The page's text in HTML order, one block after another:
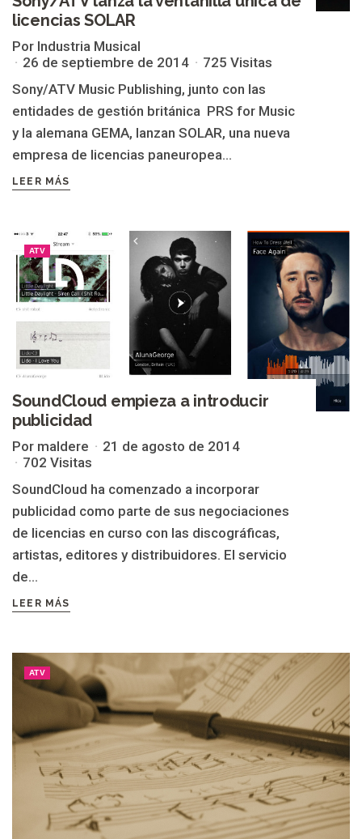
licencias SOLAR
Por Industria Musical
26 de septiembre de 2014
725 Visitas
Sony/ATV Music Publishing, junto con las
entidades de gestión británica PRS for Music
y la alemana GEMA, lanzan SOLAR, una nueva
empresa de licencias paneuropea...
LEER MÁS
ATV
SoundCloud empieza a introducir
publicidad
Por maldere
21 de agosto de 2014
702 Visitas
SoundCloud ha comenzado a incorporar
publicidad como parte de sus negociaciones
de licencias en curso con las discográficas,
artistas, editores y distribuidores. El servicio
de...
LEER MÁS
ATV